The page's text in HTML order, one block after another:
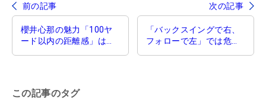
前の記事 次の記事
櫻井心那の魅力「100ヤ
ード以内の距離感」はア
「バックスイングで右、
フォローで左」では危
この記事のタグ